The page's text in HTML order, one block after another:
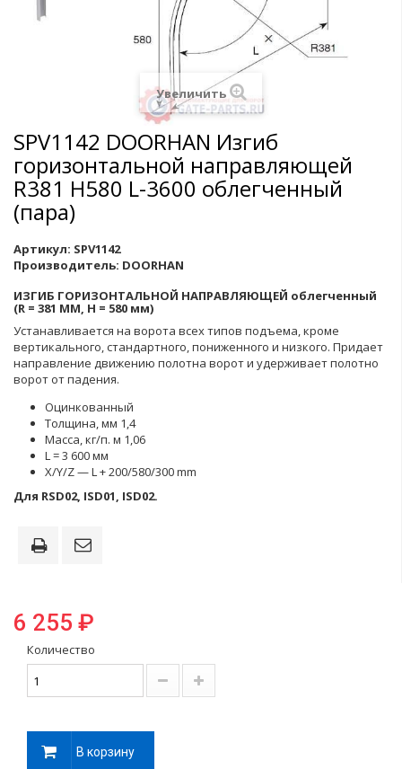
Увеличить
SPV1142 DOORHAN Изгиб
горизонтальной направляющей
R381 H580 L-3600 облегченный
(пара)
Артикул: SPV1142
Производитель: DOORHAN
ИЗГИБ ГОРИЗОНТАЛЬНОЙ НАПРАВЛЯЮЩЕЙ облегченный
(R = 381 ММ, Н = 580 мм)
Устанавливается на ворота всех типов подъема, кроме
вертикального, стандартного, пониженного и низкого. Придает
направление движению полотна ворот и удерживает полотно
ворот от падения.
Оцинкованный
Толщина, мм 1,4
Масса, кг/п. м 1,06
L = 3 600 мм
X/Y/Z — L + 200/580/300 mm
Для RSD02, ISD01, ISD02.
6 255 ₽
Количество
В корзину